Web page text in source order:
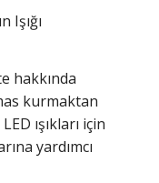
hakkında
kurmaktan
ışıkları için
yardımcı